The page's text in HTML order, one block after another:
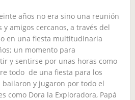
años no era sino una reunión
amigos cercanos, a través del
en una fiesta multitudinaria
un momento para
y sentirse por unas horas como
todo de una fiesta para los
y jugaron por todo el
como Dora la Exploradora, Papá